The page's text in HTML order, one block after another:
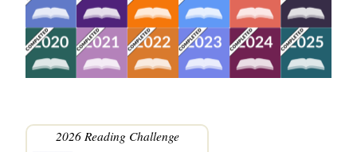
2026 Reading Challenge